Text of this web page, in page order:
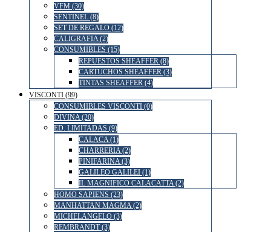
VFM (30)
SENTINEL (8)
SET DE REGALO (12)
CALIGRAFIA (2)
CONSUMIBLES (15)
REPUESTOS SHEAFFER (8)
CARTUCHOS SHEAFFER (3)
TINTAS SHEAFFER (4)
VISCONTI (99)
CONSUMIBLES VISCONTI (0)
DIVINA (20)
ED. LIMITADAS (9)
CALACA (1)
CHARRERIA (2)
PINIFARINA (3)
GALILEO GALILEI (1)
IL MAGNIFICO CALACATTA (2)
HOMO SAPIENS (23)
MANHATTAN MAGMA (2)
MICHELANGELO (3)
REMBRANDT (3)